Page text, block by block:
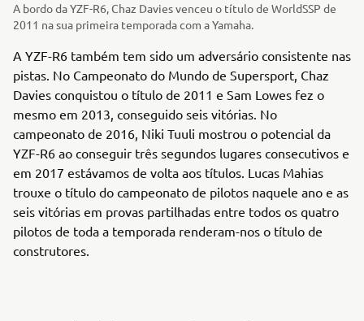
A bordo da YZF-R6, Chaz Davies venceu o título de WorldSSP de
2011 na sua primeira temporada com a Yamaha.
A YZF-R6 também tem sido um adversário consistente nas
pistas. No Campeonato do Mundo de Supersport, Chaz
Davies conquistou o título de 2011 e Sam Lowes fez o
mesmo em 2013, conseguido seis vitórias. No
campeonato de 2016, Niki Tuuli mostrou o potencial da
YZF-R6 ao conseguir três segundos lugares consecutivos e
em 2017 estávamos de volta aos títulos. Lucas Mahias
trouxe o título do campeonato de pilotos naquele ano e as
seis vitórias em provas partilhadas entre todos os quatro
pilotos de toda a temporada renderam-nos o título de
construtores.